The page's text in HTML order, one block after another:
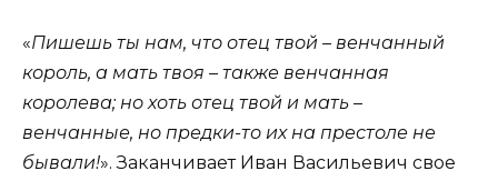
«Пишешь ты нам, что отец твой – венчанный
король, а мать твоя – также венчанная
королева; но хоть отец твой и мать –
венчанные, но предки-то их на престоле не
бывали!». Заканчивает Иван Васильевич свое